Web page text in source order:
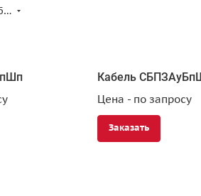
По популярности (убывание)
Кабель
Цена - по запросу
Заказать